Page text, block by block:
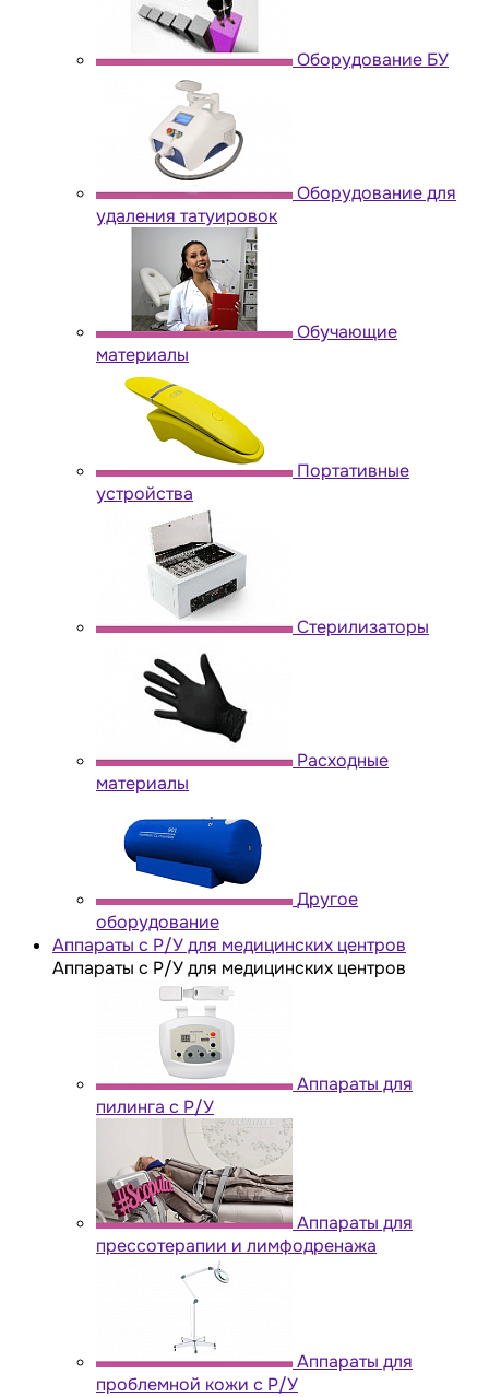
Оборудование БУ
Оборудование для
удаления татуировок
Обучающие
материалы
Портативные
устройства
Стерилизаторы
Расходные
материалы
Другое
оборудование
Аппараты с Р/У для медицинских центров
Аппараты с Р/У для медицинских центров
Аппараты для
пилинга с Р/У
Аппараты для
прессотерапии и лимфодренажа
Аппараты для
проблемной кожи с Р/У